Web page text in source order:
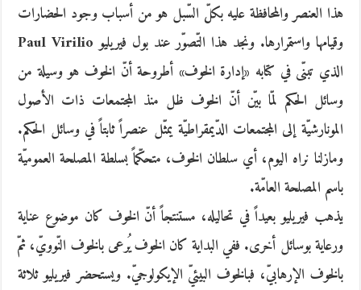
هذا العنصر والمحافظة عليه بكلّ السّبل هو من أسباب وجود الحضارات
وقيامها واستمرارها. ونجد هذا التّصوّر عند بول فيريليو Paul Virilio
الذي تبنّى في كتابه «إدارة الخوف» أطروحة أنّ الخوف هو وسيلة من
وسائل الحكم لمّا بيّن أنّ الخوف ظل منذ المجتمعات ذات الأصول
المونارشيّة إلى المجتمعات الدّيمقراطيّة يمثّل عنصراً ثابتاً في وسائل الحكم.
ومازلنا نراه اليوم، أي سلطان الخوف، متحكّماً بسلطة المصلحة العموميّة
باسم المصلحة العامّة.
يذهب فيريليو بعيداً في تحاليله، مستنتجاً أنّ الخوف كان موضوع عناية
ورعاية بوسائل أخرى. ففي البداية كان الخوف يُرعى بالخوف النّوويّ، ثمّ
بالخوف الإرهابيّ، فبالخوف البيئيّ الإيكولوجيّ. ويستحضر فيريليو ثلاثة